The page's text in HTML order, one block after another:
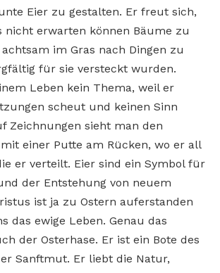
Eier zu gestalten. Er freut sich,
nicht erwarten können Bäume zu
im Gras nach Dingen zu
für sie versteckt wurden.
Leben kein Thema, weil er
scheut und keinen Sinn
Zeichnungen sieht man den
einer Putte am Rücken, wo er all
er verteilt. Eier sind ein Symbol für
der Entstehung von neuem
ist ja zu Ostern auferstanden
das ewige Leben. Genau das
der Osterhase. Er ist ein Bote des
Sanftmut. Er liebt die Natur,